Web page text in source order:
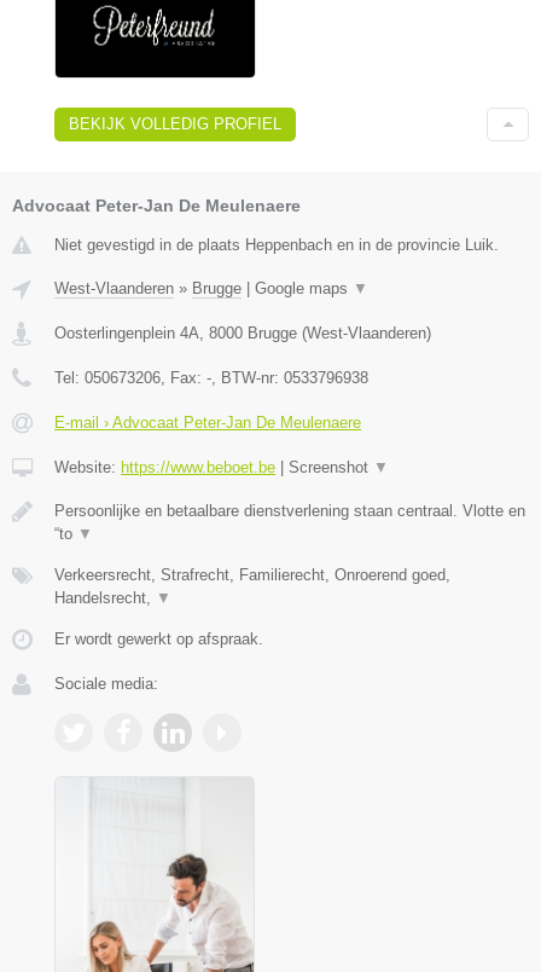
BEKIJK VOLLEDIG PROFIEL
Advocaat Peter-Jan De Meulenaere
Niet gevestigd in de plaats Heppenbach en in de provincie Luik.
West-Vlaanderen » Brugge Google maps ▼
Oosterlingenplein 4A, 8000 Brugge (West-Vlaanderen)
Tel: 050673206, Fax: -, BTW-nr: 0533796938
E-mail › Advocaat Peter-Jan De Meulenaere
Website: https://www.beboet.be Screenshot ▼
Persoonlijke en betaalbare dienstverlening staan centraal. Vlotte en
“to ▼
Verkeersrecht, Strafrecht, Familierecht, Onroerend goed,
Handelsrecht, ▼
Er wordt gewerkt op afspraak.
Sociale media: